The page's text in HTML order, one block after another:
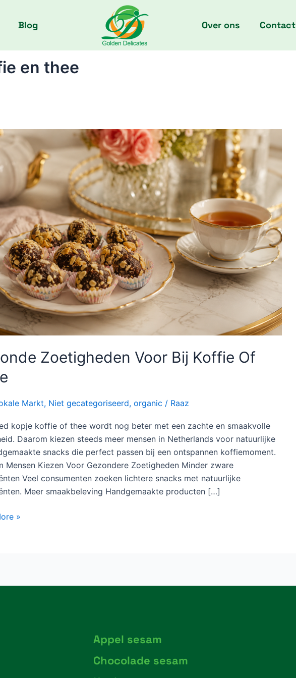
Blog Over ons Contact
en thee
Zoetigheden Voor Bij Koffie Of
Markt, Niet gecategoriseerd, organic / Raaz
kopje koffie of thee wordt nog beter met een zachte en smaakvolle
Daarom kiezen steeds meer mensen in Netherlands voor natuurlijke
snacks die perfect passen bij een ontspannen koffiemoment.
Mensen Kiezen Voor Gezondere Zoetigheden Minder zware
Veel consumenten zoeken lichtere snacks met natuurlijke
Meer smaakbeleving Handgemaakte producten […]
»
Appel sesam
Chocolade sesam